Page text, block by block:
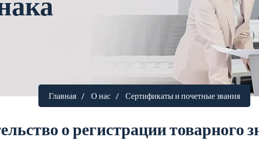
Главная О нас Сертификаты и почетные звания
о регистрации товарного